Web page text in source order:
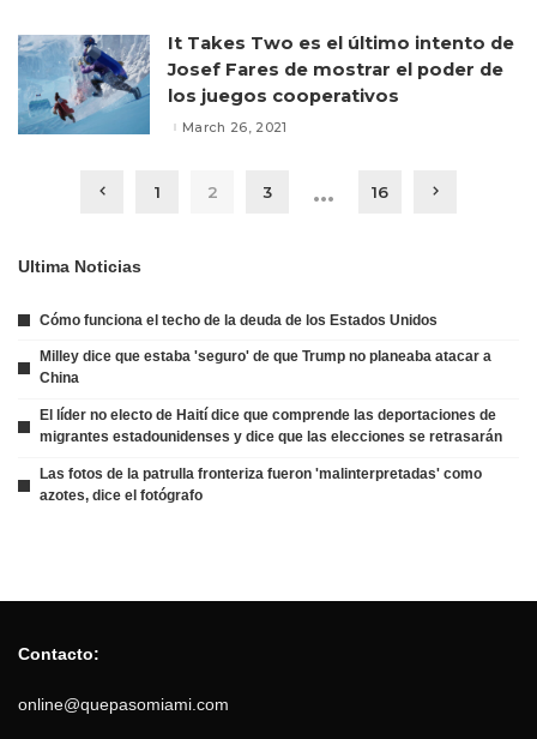
It Takes Two es el último intento de
Josef Fares de mostrar el poder de
los juegos cooperativos
March 26, 2021
1 2 3 … 16
Ultima Noticias
Cómo funciona el techo de la deuda de los Estados Unidos
Milley dice que estaba 'seguro' de que Trump no planeaba atacar a
China
El líder no electo de Haití dice que comprende las deportaciones de
migrantes estadounidenses y dice que las elecciones se retrasarán
Las fotos de la patrulla fronteriza fueron 'malinterpretadas' como
azotes, dice el fotógrafo
Contacto:
online@quepasomiami.com